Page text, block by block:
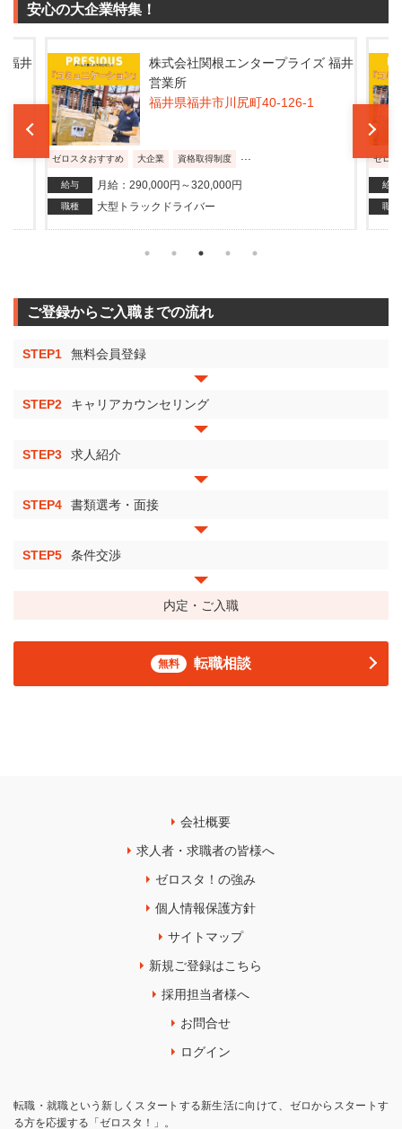
安心の大企業特集！
福井
株式会社関根エンタープライズ 福井
営業所
福井県福井市川尻町40-126-1
ゼロスタおすすめ 大企業 資格取得制度
給与 月給：290,000円～320,000円
職種 大型トラックドライバー
ゼロス
給与
職種
ご登録からご入職までの流れ
STEP1 無料会員登録
STEP2 キャリアカウンセリング
STEP3 求人紹介
STEP4 書類選考・面接
STEP5 条件交渉
内定・ご入職
無料 転職相談
会社概要
求人者・求職者の皆様へ
ゼロスタ！の強み
個人情報保護方針
サイトマップ
新規ご登録はこちら
採用担当者様へ
お問合せ
ログイン
転職・就職という新しくスタートする新生活に向けて、ゼロからスタートす
る方を応援する「ゼロスタ！」。